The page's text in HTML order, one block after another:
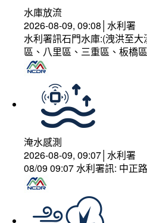
水庫放流
2026-08-09, 09:08│水利署
水利署訊石門水庫:(洩洪至
區、八里區、三重區、板橋
淹水感測
2026-08-09, 09:07│水利署
08/09 09:07 水利署訊: 中正